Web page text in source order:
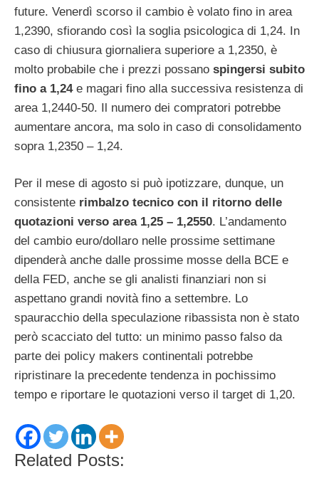
future. Venerdì scorso il cambio è volato fino in area
1,2390, sfiorando così la soglia psicologica di 1,24. In
caso di chiusura giornaliera superiore a 1,2350, è
molto probabile che i prezzi possano spingersi subito
fino a 1,24 e magari fino alla successiva resistenza di
area 1,2440-50. Il numero dei compratori potrebbe
aumentare ancora, ma solo in caso di consolidamento
sopra 1,2350 – 1,24.
Per il mese di agosto si può ipotizzare, dunque, un
consistente rimbalzo tecnico con il ritorno delle
quotazioni verso area 1,25 – 1,2550. L’andamento
del cambio euro/dollaro nelle prossime settimane
dipenderà anche dalle prossime mosse della BCE e
della FED, anche se gli analisti finanziari non si
aspettano grandi novità fino a settembre. Lo
spauracchio della speculazione ribassista non è stato
però scacciato del tutto: un minimo passo falso da
parte dei policy makers continentali potrebbe
ripristinare la precedente tendenza in pochissimo
tempo e riportare le quotazioni verso il target di 1,20.
Related Posts: